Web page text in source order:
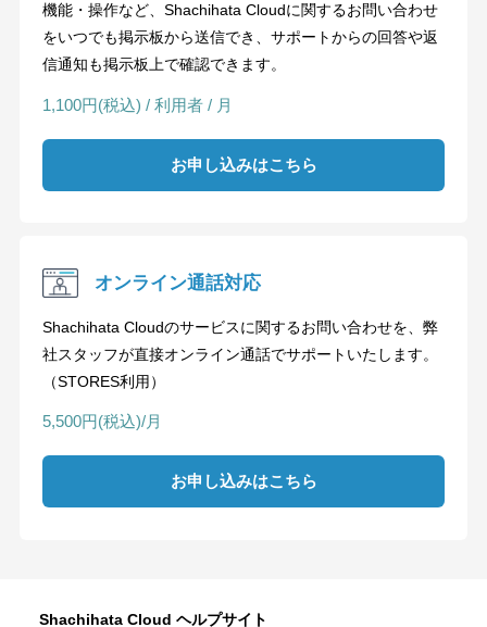
機能・操作など、Shachihata Cloudに関するお問い合わせ
をいつでも掲示板から送信でき、サポートからの回答や返
信通知も掲示板上で確認できます。
1,100円(税込) / 利用者 / 月
お申し込みはこちら
オンライン通話対応
Shachihata Cloudのサービスに関するお問い合わせを、弊
社スタッフが直接オンライン通話でサポートいたします。
（STORES利用）
5,500円(税込)/月
お申し込みはこちら
Shachihata Cloud ヘルプサイト